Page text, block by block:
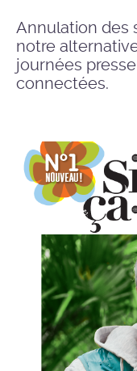
Annulation des
notre
journées
connectées.